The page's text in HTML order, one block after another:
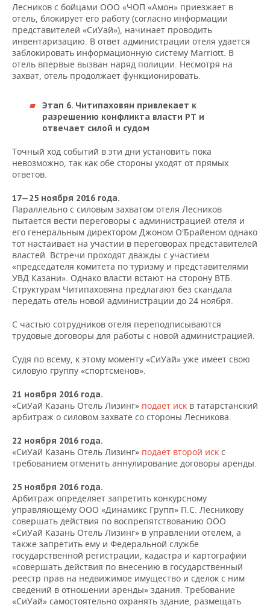
Лесников с бойцами ООО «ЧОП «Амон» приезжает в
отель, блокирует его работу (согласно информации
представителей «СиУай»), начинает проводить
инвентаризацию. В ответ администрации отеля удается
заблокировать информационную систему Marriott. В
отель впервые вызван наряд полиции. Несмотря на
захват, отель продолжает функционировать.
Этап 6. Читипаховян привлекает к
разрешению конфликта власти РТ и
отвечает силой и судом
Точный ход событий в эти дни установить пока
невозможно, так как обе стороны уходят от прямых
ответов.
17—25 ноября 2016 года.
Параллельно с силовым захватом отеля Лесников
пытается вести переговоры с администрацией отеля и
его генеральным директором Джоном О`'`Брайеном однако
тот настаивает на участии в переговорах представителей
властей. Встречи проходят дважды с участием
«председателя комитета по туризму и представителями
УВД Казани». Однако власти встают на сторону ВТБ.
Структурам Читипаховяна предлагают без скандала
передать отель новой администрации до 24 ноября.
С частью сотрудников отеля переподписываются
трудовые договоры для работы с новой администрацией.
Судя по всему, к этому моменту «СиУай» уже имеет свою
силовую группу «спортсменов».
21 ноября 2016 года.
«СиУай Казань Отель Лизинг» подает иск в татарстанский
арбитраж о силовом захвате со стороны Лесникова.
22 ноября 2016 года.
«СиУай Казань Отель Лизинг» подает второй иск с
требованием отменить аннулирование договоры аренды.
25 ноября 2016 года.
Арбитраж определяет запретить конкурсному
управляющему ООО «Динамикс Групп» П.С. Лесникову
совершать действия по воспрепятствованию ООО
«СиУай Казань Отель Лизинг» в управлении отелем, а
также запретить ему и Федеральной службе
государственной регистрации, кадастра и картографии
«совершать действия по внесению в государственный
реестр прав на недвижимое имущество и сделок с ним
сведений в отношении аренды» здания. Требование
«СиУай» самостоятельно охранять здание, размещать